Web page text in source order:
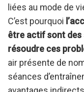
liées au mode de
C’est pourquoi
être actif sont des
résoudre ces
air présente de
séances